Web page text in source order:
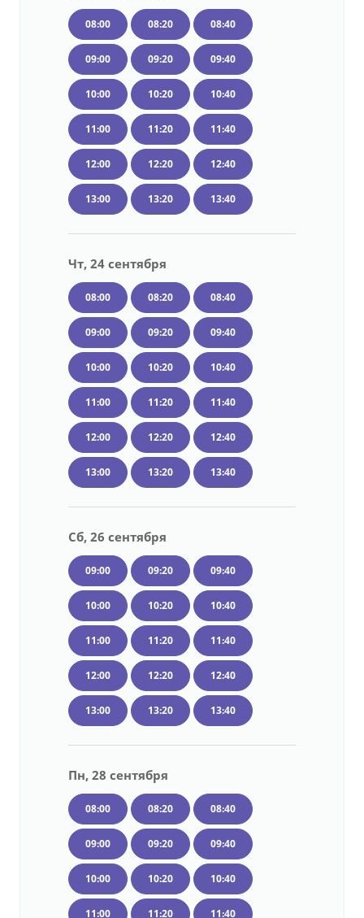
08:00 08:20 08:40
09:00 09:20 09:40
10:00 10:20 10:40
11:00 11:20 11:40
12:00 12:20 12:40
13:00 13:20 13:40
Чт, 24 сентября
08:00 08:20 08:40
09:00 09:20 09:40
10:00 10:20 10:40
11:00 11:20 11:40
12:00 12:20 12:40
13:00 13:20 13:40
Сб, 26 сентября
09:00 09:20 09:40
10:00 10:20 10:40
11:00 11:20 11:40
12:00 12:20 12:40
13:00 13:20 13:40
Пн, 28 сентября
08:00 08:20 08:40
09:00 09:20 09:40
10:00 10:20 10:40
11:00 11:20 11:40